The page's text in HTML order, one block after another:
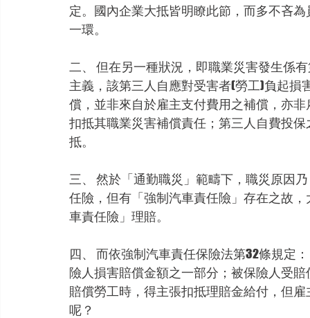
定。國內企業大抵皆明瞭此節，而多不吝
一環。
二、 但在另一種狀況，即職業災害發生係
主義，該第三人自應對受害者(勞工)負起
償，並非來自於雇主支付費用之補償，亦
扣抵其職業災害補償責任；第三人自費投
抵。
三、 然於「通勤職災」範疇下，職災原因
任險，但有「強制汽車責任險」存在之故
車責任險」理賠。
四、 而依強制汽車責任保險法第32條規定
險人損害賠償金額之一部分；被保險人受
賠償勞工時，得主張扣抵理賠金給付，但
呢？